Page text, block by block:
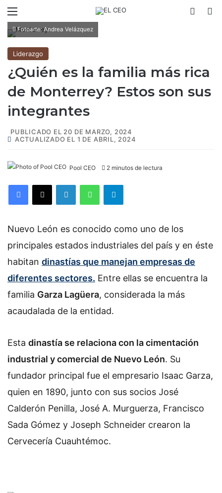
Fotoarte: Andrea Velázquez
Liderazgo
¿Quién es la familia más rica
de Monterrey? Estos son sus
integrantes
PUBLICADO EL 20 DE MARZO, 2024
ACTUALIZADO EL 1 DE ABRIL, 2024
Pool CEO 2 minutos de lectura
Nuevo León es conocido como uno de los
principales estados industriales del país y en éste
habitan dinastías que manejan empresas de
diferentes sectores. Entre ellas se encuentra la
familia Garza Lagüera, considerada la más
acaudalada de la entidad.
Esta dinastía se relaciona con la cimentación
industrial y comercial de Nuevo León. Su
fundador principal fue el empresario Isaac Garza,
quien en 1890, junto con sus socios José
Calderón Penilla, José A. Murguerza, Francisco
Sada Gómez y Joseph Schneider crearon la
Cervecería Cuauhtémoc.